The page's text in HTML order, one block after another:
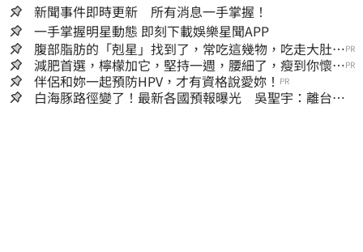
新聞事件即時更新 所有消息一手掌握！
一手掌握明星動態 即刻下載娛樂星聞APP
腹部脂肪的「剋星」找到了，常吃這幾物，吃走大肚
囊，瘦出小蠻腰
PR
減肥首選，檸檬加它，堅持一週，腰細了，瘦到你懷疑
人生
PR
伴侶和妳一起預防HPV，才有資格說愛妳！ PR
白海豚路徑變了！最新各國預報曝光 吳聖宇：離台灣